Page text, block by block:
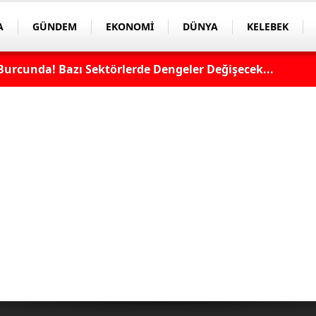
GÜNDEM EKONOMİ DÜNYA KELEBEK
Bazı Sektörlerde Dengeler Değişecek...